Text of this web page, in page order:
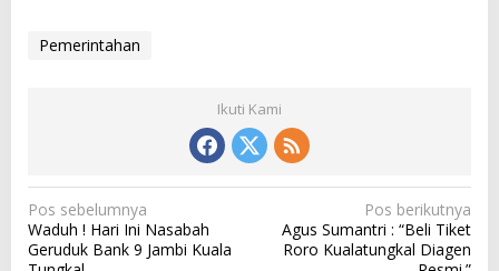
Pemerintahan
Ikuti Kami
N
a
v
i
Pos sebelumnya
Waduh ! Hari Ini Nasabah
Geruduk Bank 9 Jambi Kuala
Pos berikutnya
Agus Sumantri : “Beli Tiket
Roro Kualatungkal Diagen